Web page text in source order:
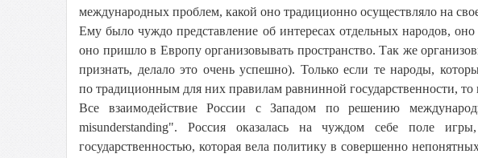
международных проблем, какой оно традиционно осуществляло на
Ему было чуждо представление об интересах отдельных народов,
оно пришло в Европу организовывать пространство. Так же
признать, делало это очень успешно). Только если те народы,
по традиционным для них правилам равнинной государственности,
Все взаимодействие России с Западом по решению
misunderstanding". Россия оказалась на чуждом себе поле
государственностью, которая вела политику в совершенно